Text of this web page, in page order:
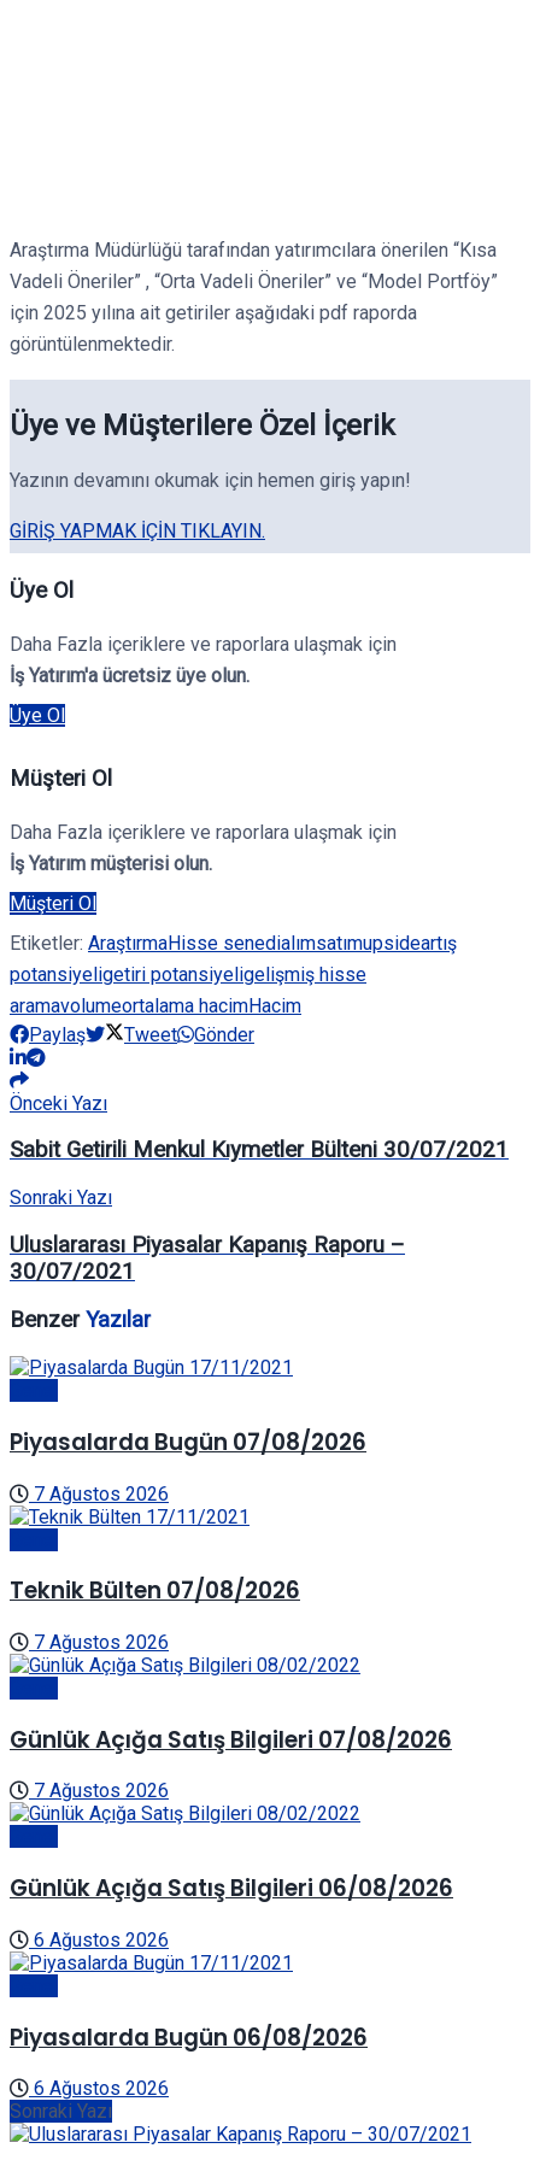
Araştırma Müdürlüğü tarafından yatırımcılara önerilen “Kısa
Vadeli Öneriler” , “Orta Vadeli Öneriler” ve “Model Portföy”
için 2025 yılına ait getiriler aşağıdaki pdf raporda
görüntülenmektedir.
Üye ve Müşterilere Özel İçerik
Yazının devamını okumak için hemen giriş yapın!
GIRIŞ YAPMAK IÇIN TIKLAYIN.
Üye Ol
Daha Fazla içeriklere ve raporlara ulaşmak için
İş Yatırım'a ücretsiz üye olun.
Üye Ol
Müşteri Ol
Daha Fazla içeriklere ve raporlara ulaşmak için
İş Yatırım müşterisi olun.
Müşteri Ol
Etiketler: AraştırmaHisse senedialımsatımupsideartış
potansiyeligetiri potansiyeligelişmiş hisse
aramavolumeortalama hacimHacim
Paylaş
Tweet Gönder
Önceki Yazı
Sabit Getirili Menkul Kıymetler Bülteni 30/07/2021
Sonraki Yazı
Uluslararası Piyasalar Kapanış Raporu –
30/07/2021
BenzerYazılar
Piyasalarda Bugün 07/08/2026
7 Ağustos 2026
Teknik Bülten 07/08/2026
7 Ağustos 2026
Günlük Açığa Satış Bilgileri 07/08/2026
7 Ağustos 2026
Günlük Açığa Satış Bilgileri 06/08/2026
6 Ağustos 2026
Piyasalarda Bugün 06/08/2026
6 Ağustos 2026
Sonraki Yazı